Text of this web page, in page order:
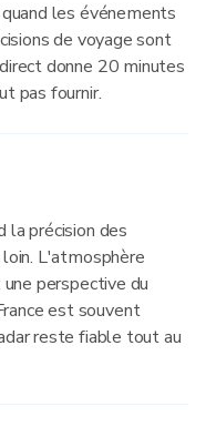
les événements
de voyage sont
donne 20 minutes
pas fournir.
la précision des
L'atmosphère
perspective du
est souvent
reste fiable tout au